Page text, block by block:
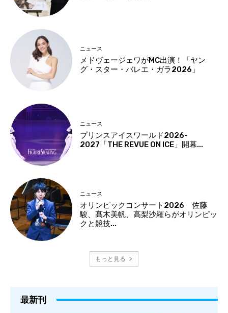
ニュース
メドヴェージェワがMC出演！「ヤン
グ・スター・バレエ・ガラ2026」
ニュース
プリンスアイスワールド2026-
2027「THE REVUE ON ICE」開幕...
ニュース
オリンピックコンサート2026 佐藤
駿、髙木美帆、高梨沙羅らがオリンピッ
クと競技...
もっと見る
最新刊